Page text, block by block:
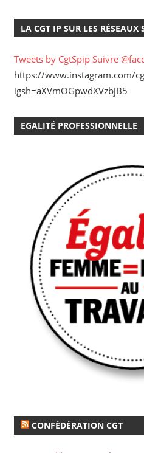
LA CGT IP SUR LES RÉSEAUX
Tweets by CgtSpip Suivre
https://www.instagram.com/
igsh=aXVmOGpwdXVzbjB5
EGALITÉ PROFESSIONNELLE
CONFÉDÉRATION CGT